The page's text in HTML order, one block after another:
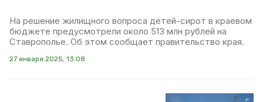
На решение жилищного вопроса детей-сирот в краевом
бюджете предусмотрели около 513 млн рублей на
Ставрополье. Об этом сообщает правительство края.
27 января 2025, 13:08